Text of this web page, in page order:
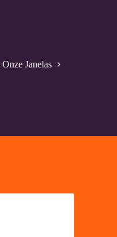
Janelas